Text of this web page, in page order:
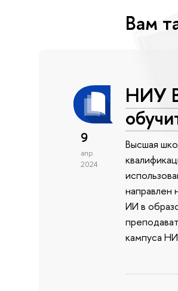
Вам
9
апр
2024
НИУ
Высшая
направлен
ИИ в
кампуса